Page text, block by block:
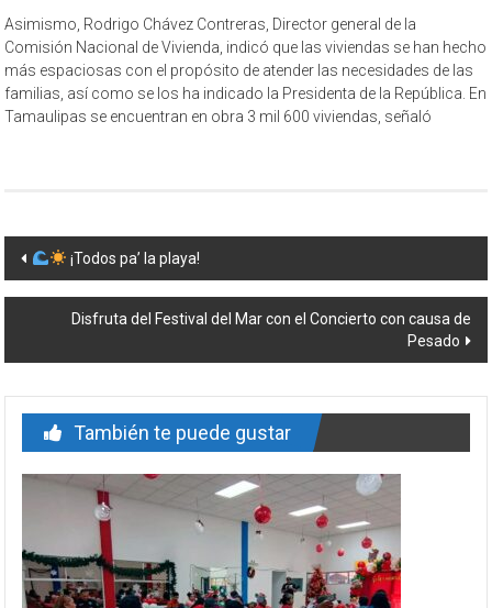
Asimismo, Rodrigo Chávez Contreras, Director general de la
Comisión Nacional de Vivienda, indicó que las viviendas se han hecho
más espaciosas con el propósito de atender las necesidades de las
familias, así como se los ha indicado la Presidenta de la República. En
Tamaulipas se encuentran en obra 3 mil 600 viviendas, señaló
Navegación
de
entrada
¡Todos pa’ la playa!
Disfruta del Festival del Mar con el Concierto con causa de
Pesado
También te puede gustar